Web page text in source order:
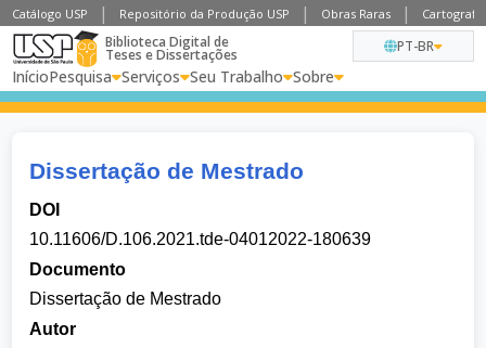
Catálogo USP Repositório da Produção USP Obras Raras
Biblioteca Digital de
Teses e Dissertações
InícioPesquisa Serviços Seu Trabalho Sobre
PT-BR
Dissertação de Mestrado
DOI
10.11606/D.106.2021.tde-04012022-180639
Documento
Dissertação de Mestrado
Autor